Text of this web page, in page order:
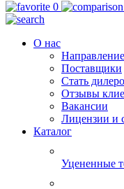
0
О нас
Поставщики
Стать
Отзывы
Вакансии
Лицензии и
Каталог
Уцененные